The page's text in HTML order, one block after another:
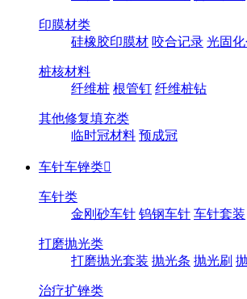
印膜材类
硅橡胶印膜材 咬合记录 光固
桩核材料
纤维桩 根管钉 纤维桩钻
其他修复填充类
临时冠材料 预成冠
车针车锉类
车针类
金刚砂车针 钨钢车针 车针套装
打磨抛光类
打磨抛光套装 抛光条 抛光刷
治疗扩锉类